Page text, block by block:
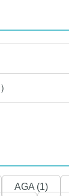
AGA (1)